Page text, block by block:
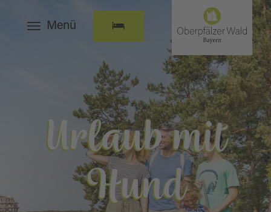
Menü
Urlaub mit
Hund